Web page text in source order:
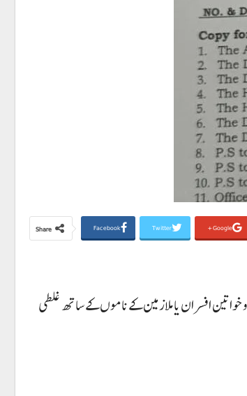
Share Facebook Twitter Google+
افسران یا ملازمین کے ناموں کے ساتھ غلطی